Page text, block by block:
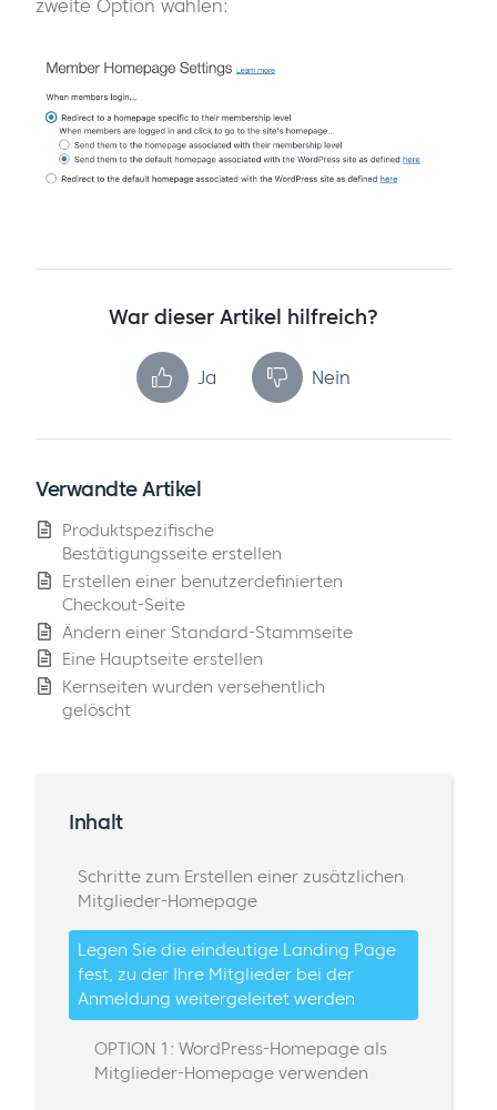
zweite Option wählen:
War dieser Artikel hilfreich?
Ja Nein
Verwandte Artikel
Produktspezifische
Bestätigungsseite erstellen
Erstellen einer benutzerdefinierten
Checkout-Seite
Ändern einer Standard-Stammseite
Eine Hauptseite erstellen
Kernseiten wurden versehentlich
gelöscht
Inhalt
Schritte zum Erstellen einer zusätzlichen
Mitglieder-Homepage
Legen Sie die eindeutige Landing Page
fest, zu der Ihre Mitglieder bei der
Anmeldung weitergeleitet werden
OPTION 1: WordPress-Homepage als
Mitglieder-Homepage verwenden